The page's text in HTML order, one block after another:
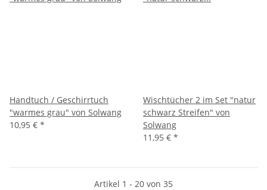
Handtuch / Geschirrtuch
"warmes grau" von Solwang
10,95 € *
Wischtücher 2 im Set "natur
schwarz Streifen" von
Solwang
11,95 € *
Artikel 1 - 20 von 35